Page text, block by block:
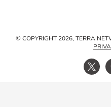
© COPYRIGHT 2026, TERRA